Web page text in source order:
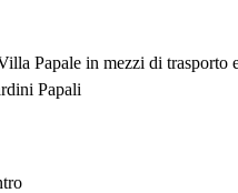
Papale in mezzi di trasporto
Papali